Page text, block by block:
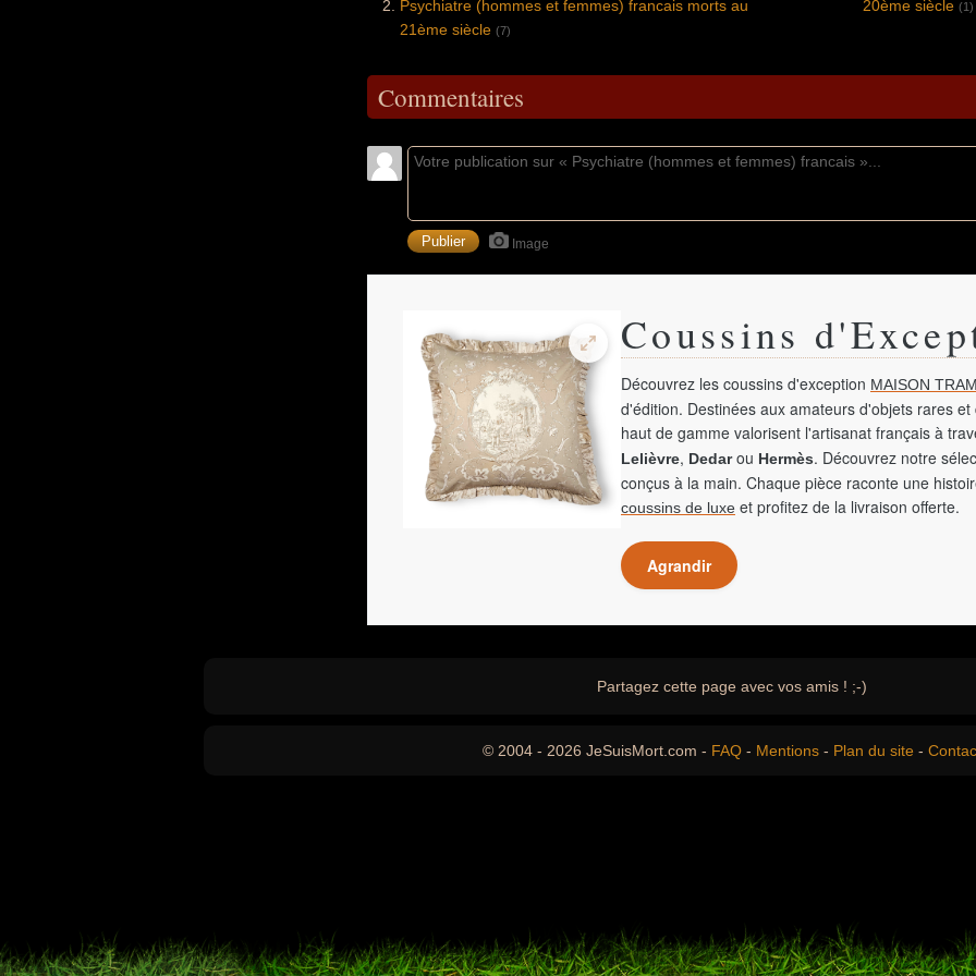
Psychiatre (hommes et femmes) francais morts au
21ème siècle (7)
20ème siècle (1)
Commentaires
Image
Coussins
Découvrez les coussins d'exception MAISON
d'édition. Destinées aux amateurs d'objets rares
haut de gamme valorisent l'artisanat français à
Lelièvre, Dedarou Hermès. Découvrez notre
conçus à la main. Chaque pièce raconte une
coussins de luxe et profitez de la livraison offerte.
Agrandir
Partagez cette page avec vos amis ! ;-)
© 2004 - 2026 JeSuisMort.com - FAQ - Mentions - Plan du site -